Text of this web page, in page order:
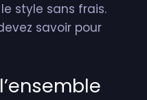
style sans frais.
savoir pour